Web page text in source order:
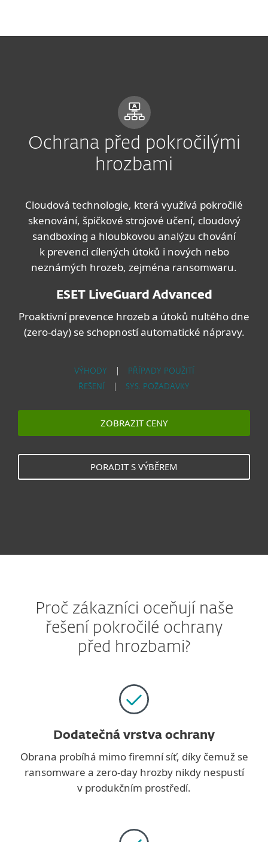
Ochrana před pokročilými
hrozbami
Cloudová technologie, která využívá pokročilé
skenování, špičkové strojové učení, cloudový
sandboxing a hloubkovou analýzu chování
k prevenci cílených útoků i nových nebo
neznámých hrozeb, zejména ransomwaru.
ESET LiveGuard Advanced
Proaktivní prevence hrozeb a útoků nultého dne
(zero-day) se schopností automatické nápravy.
VÝHODY
PŘÍPADY POUŽITÍ
ŘEŠENÍ
SYS. POŽADAVKY
ZOBRAZIT CENY
PORADIT S VÝBĚREM
Proč zákazníci oceňují naše
řešení pokročilé ochrany
před hrozbami?
Dodatečná vrstva ochrany
Obrana probíhá mimo firemní síť, díky čemuž se
ransomware a zero-day hrozby nikdy nespustí
v produkčním prostředí.